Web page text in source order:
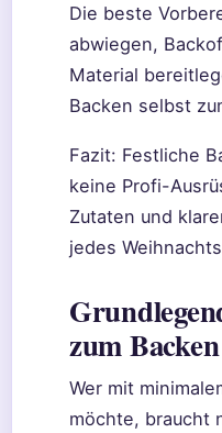
Die beste
abwiegen,
Material
Backen selbst
Fazit: Festliche
keine Profi-
Zutaten und
jedes
zum Backen
Wer mit
möchte, braucht